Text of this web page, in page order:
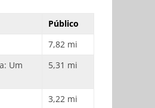
Público
7,82 mi
Um
5,31 mi
3,22 mi